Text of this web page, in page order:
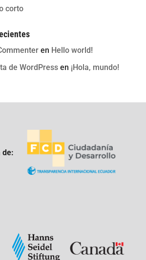
corto
en Hello world!
de WordPressen ¡Hola, mundo!
de: